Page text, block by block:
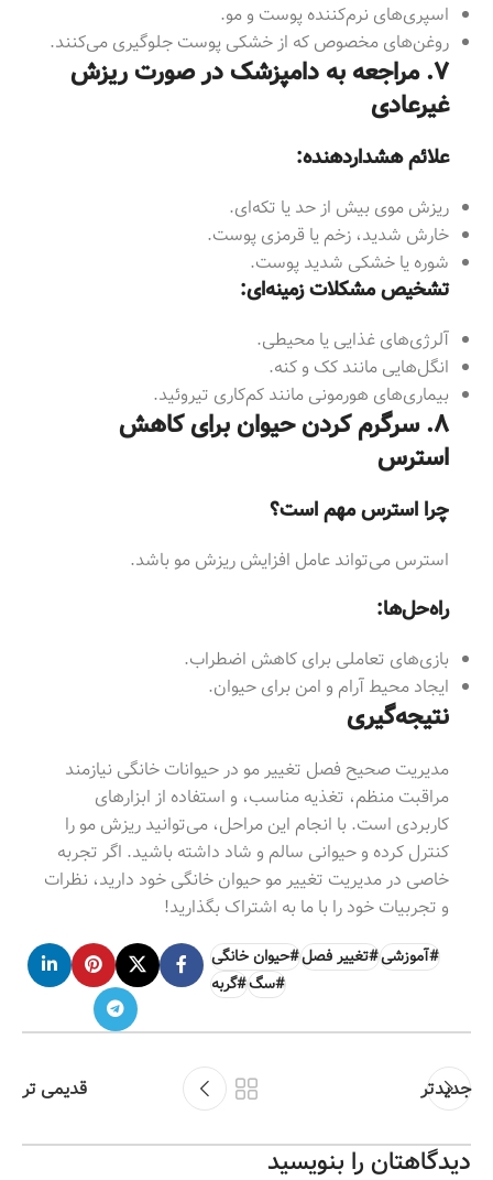
اسپری‌های نرم‌کننده پوست و مو.
روغن‌های مخصوص که از خشکی پوست جلوگیری می‌کنند.
۷. مراجعه به دامپزشک در صورت ریزش
غیرعادی
علائم هشداردهنده:
ریزش موی بیش از حد یا تکه‌ای.
خارش شدید، زخم یا قرمزی پوست.
شوره یا خشکی شدید پوست.
تشخیص مشکلات زمینه‌ای:
آلرژی‌های غذایی یا محیطی.
انگل‌هایی مانند کک و کنه.
بیماری‌های هورمونی مانند کم‌کاری تیروئید.
۸. سرگرم کردن حیوان برای کاهش
استرس
چرا استرس مهم است؟
استرس می‌تواند عامل افزایش ریزش مو باشد.
راه‌حل‌ها:
بازی‌های تعاملی برای کاهش اضطراب.
ایجاد محیط آرام و امن برای حیوان.
نتیجه‌گیری
مدیریت صحیح فصل تغییر مو در حیوانات خانگی نیازمند
مراقبت منظم، تغذیه مناسب، و استفاده از ابزارهای
کاربردی است. با انجام این مراحل، می‌توانید ریزش مو را
کنترل کرده و حیوانی سالم و شاد داشته باشید. اگر تجربه
خاصی در مدیریت تغییر مو حیوان خانگی خود دارید، نظرات
و تجربیات خود را با ما به اشتراک بگذارید!
#آموزشی#تغییر فصل#حیوان خانگی
#سگ#گربه
جدیدتر قدیمی تر
دیدگاهتان را بنویسید